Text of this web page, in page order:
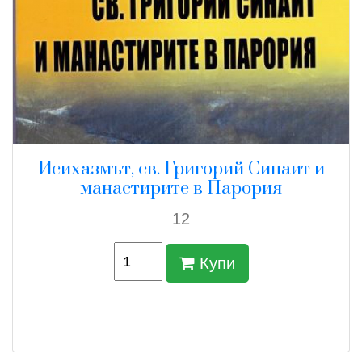
Исихазмът, св. Григорий Синаит и
манастирите в Парория
12
Купи